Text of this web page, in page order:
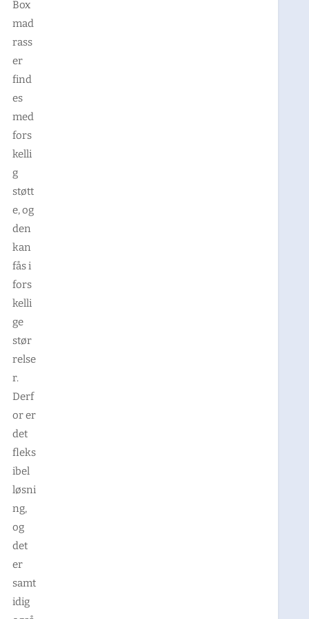
Box
mad
rass
er
find
es
med
fors
kelli
g
støtt
e, og
den
kan
fås i
fors
kelli
ge
stør
relse
r.
Derf
or er
det
fleks
ibel
løsni
ng,
og
det
er
samt
idig